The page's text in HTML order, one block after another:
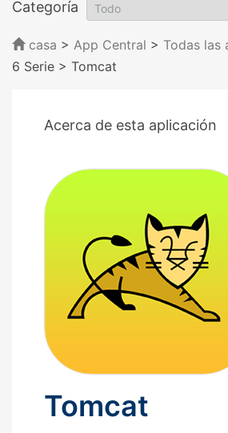
Categoría
casa > App Central > Todas las
6 Serie > Tomcat
Acerca de esta aplicación
Tomcat